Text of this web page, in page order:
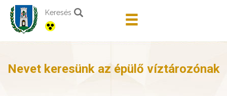
Keresés
Nevet keresünk az épülő víztározónak